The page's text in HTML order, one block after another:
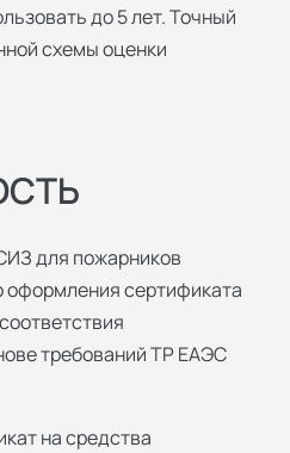
до 5 лет. Точный
схемы оценки
для пожарников
оформления сертификата
требований ТР ЕАЭС
на средства